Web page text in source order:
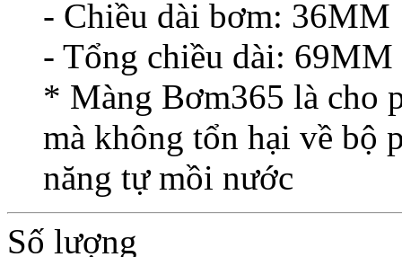
- Chiều dài bơm: 36MM
- Tổng chiều dài: 69MM
* Màng Bơm365 là cho
mà không tổn hại về bộ
năng tự mồi nước
Số lượng